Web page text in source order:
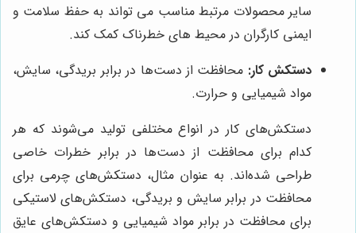
سایر محصولات مرتبط مناسب می تواند به حفظ سلامت و
ایمنی کارگران در محیط های خطرناک کمک کند.
دستکش کار: محافظت از دست‌ها در برابر بریدگی، سایش،
مواد شیمیایی و حرارت.
دستکش‌های کار در انواع مختلفی تولید می‌شوند که هر
کدام برای محافظت از دست‌ها در برابر خطرات خاصی
طراحی شده‌اند. به عنوان مثال، دستکش‌های چرمی برای
محافظت در برابر سایش و بریدگی، دستکش‌های لاستیکی
برای محافظت در برابر مواد شیمیایی و دستکش‌های عایق